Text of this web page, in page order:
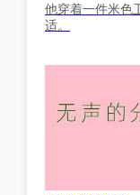
他穿着一件米色
适。